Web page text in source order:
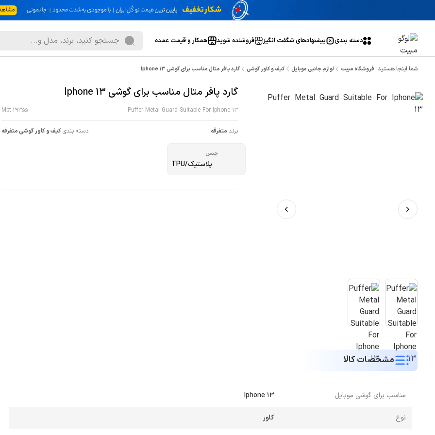
دسته بندی پیشنهاد‌های شگفت انگیز فروشنده شوید همکار و قیمت عمده
شما اینجا هستید: فروشگاه مبیت لوازم جانبی موبایل کیف و کاور گوشی گارد پافر متال مناسب برای گوشی Iphone 13
گارد پافر متال مناسب برای گوشی Iphone 13
Puffer Metal Guard Suitable For Iphone 13
Mbt-29355
برند:متفرقه دسته بندی:کیف و کاور گوشی متفرقه
جنس
پلاستیک/TPU
مشخصات کالا
مناسب برای گوشی موبایل Iphone 13
نوع کاور